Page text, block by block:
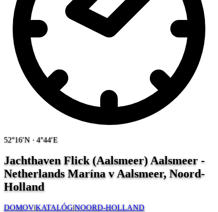
52°16′N · 4°44′E
Jachthaven Flick (Aalsmeer) Aalsmeer -
NetherlandsMarína v Aalsmeer, Noord-
Holland
DOMOV|KATALÓG|NOORD-HOLLAND